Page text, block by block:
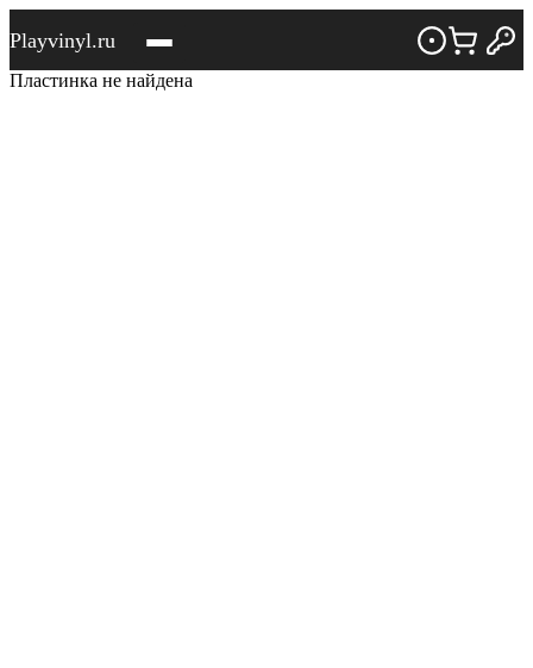
Playvinyl.ru
Пластинка не найдена